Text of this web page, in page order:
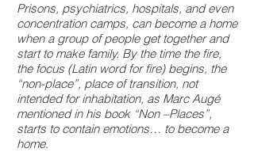
Prisons, psychiatrics, hospitals, and even
concentration camps, can become a home
when a group of people get together and
start to make family. By the time the fire,
the focus (Latin word for fire) begins, the
“non-place”, place of transition, not
intended for inhabitation, as Marc Augé
mentioned in his book “Non –Places”,
starts to contain emotions… to become a
home.